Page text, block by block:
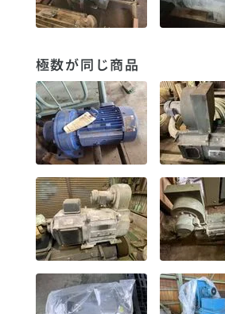
極数が同じ商品